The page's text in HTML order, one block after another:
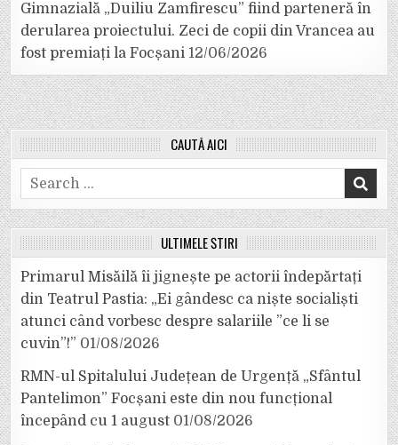
Gimnazială „Duiliu Zamfirescu” fiind parteneră în
derularea proiectului. Zeci de copii din Vrancea au
fost premiați la Focșani 12/06/2026
CAUTĂ AICI
Search
for:
ULTIMELE ȘTIRI
Primarul Misăilă îi jignește pe actorii îndepărtați
din Teatrul Pastia: „Ei gândesc ca niște socialiști
atunci când vorbesc despre salariile ”ce li se
cuvin”!” 01/08/2026
RMN-ul Spitalului Județean de Urgență „Sfântul
Pantelimon” Focșani este din nou funcțional
începând cu 1 august 01/08/2026